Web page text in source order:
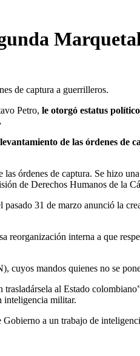
de captura a guerrilleros.
Petro, le otorgó estatus
de las órdenes de
órdenes de captura. Se hizo
de Derechos Humanos de la
31 de marzo anunció la
interna a que
mandos quienes no se
al Estado
inteligencia militar.
a un trabajo de